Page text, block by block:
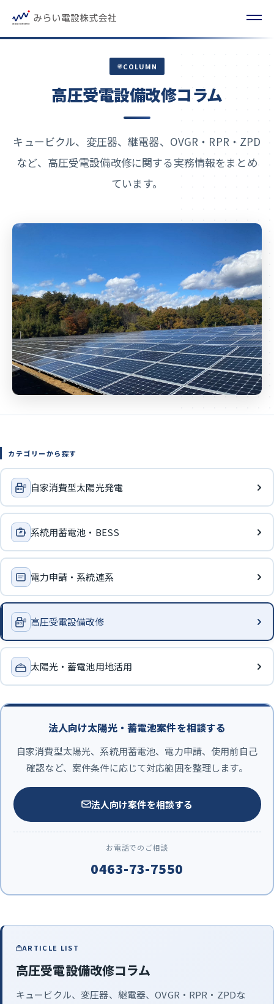
COLUMN
高圧受電設備改修コラム
キュービクル、変圧器、継電器、OVGR・RPR・ZPD
など、高圧受電設備改修に関する実務情報をまとめ
ています。
カテゴリーから探す
自家消費型太陽光発電
系統用蓄電池・BESS
電力申請・系統連系
高圧受電設備改修
太陽光・蓄電池用地活用
法人向け太陽光・蓄電池案件を相談する
自家消費型太陽光、系統用蓄電池、電力申請、使用前自己
確認など、案件条件に応じて対応範囲を整理します。
法人向け案件を相談する
お電話でのご相談
0463-73-7550
ARTICLE LIST
高圧受電設備改修コラム
キュービクル、変圧器、継電器、OVGR・RPR・ZPDな